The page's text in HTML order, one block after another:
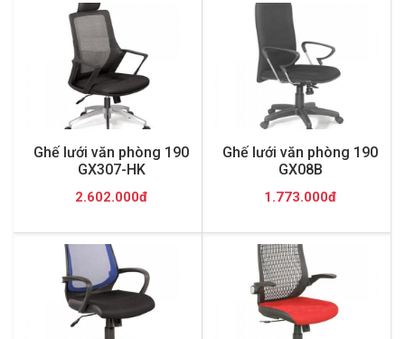
Ghế lưới văn phòng 190
GX307-HK
2.602.000đ
Ghế lưới văn phòng 190
GX08B
1.773.000đ